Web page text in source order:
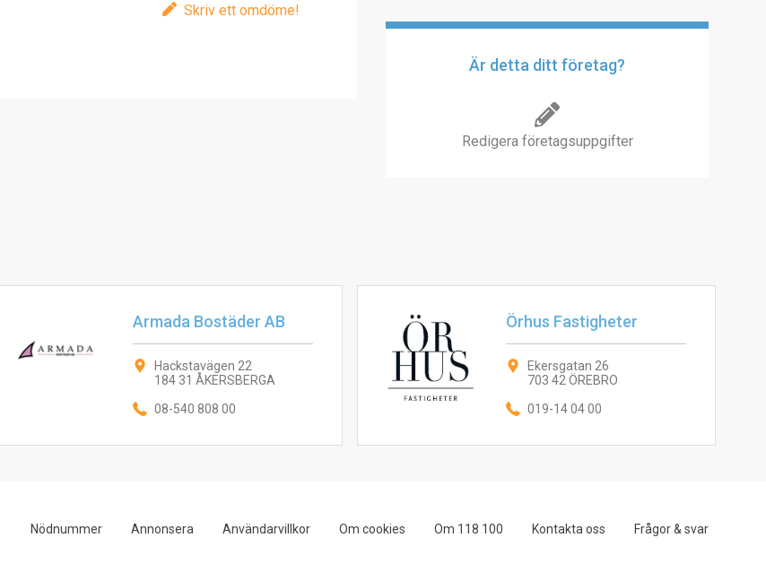
Skriv ett omdöme!
Är detta ditt företag?
Redigera företagsuppgifter
Armada Bostäder AB
Hackstavägen 22
184 31 ÅKERSBERGA
08-540 808 00
Örhus Fastigheter
Ekersgatan 26
703 42 ÖREBRO
019-14 04 00
Nödnummer Annonsera Användarvillkor Om cookies Om 118 100 Kontakta oss Frågor & svar